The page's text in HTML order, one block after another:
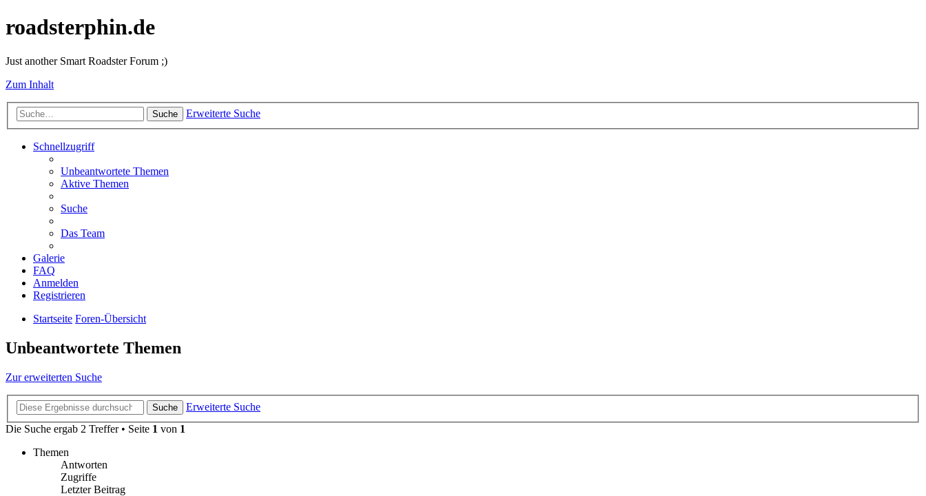
roadsterphin.de
Just another Smart Roadster Forum ;)
Zum Inhalt
Suche Erweiterte Suche
Schnellzugriff
Unbeantwortete Themen
Aktive Themen
Suche
Das Team
Galerie
FAQ
Anmelden
Registrieren
Startseite Foren-Übersicht
Unbeantwortete Themen
Zur erweiterten Suche
Suche
Erweiterte Suche
Die Suche ergab 2 Treffer • Seite 1 von 1
Themen
Antworten
Zugriffe
Letzter Beitrag